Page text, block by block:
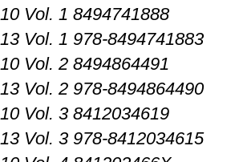
Vol. 1 8494741888
Vol. 1 978-8494741883
Vol. 2 8494864491
Vol. 2 978-8494864490
Vol. 3 8412034619
Vol. 3 978-8412034615